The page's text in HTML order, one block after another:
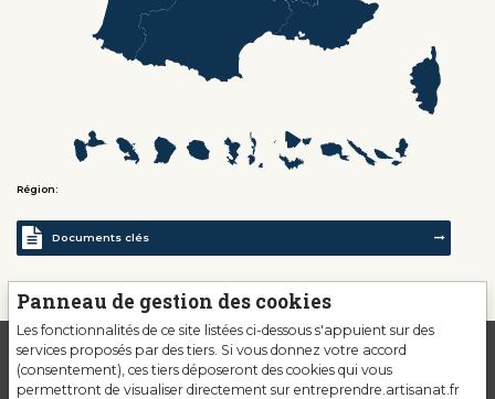
Région:
Documents clés
Panneau de gestion des cookies
Les fonctionnalités de ce site listées ci-dessous s'appuient sur des
services proposés par des tiers. Si vous donnez votre accord
(consentement), ces tiers déposeront des cookies qui vous
permettront de visualiser directement sur entreprendre.artisanat.fr